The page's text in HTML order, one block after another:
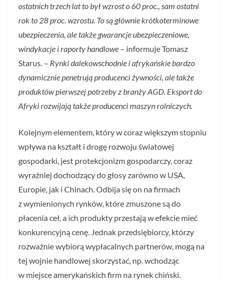
ostatnich trzech lat to był wzrost o 60 proc., sam ostatni
rok to 28 proc. wzrostu. To są głównie krótkoterminowe
ubezpieczenia, ale także gwarancje ubezpieczeniowe,
windykacje i raporty handlowe – informuje Tomasz
Starus. – Rynki dalekowschodnie i afrykańskie bardzo
dynamicznie penetrują producenci żywności, ale także
produktów pierwszej potrzeby z branży AGD. Eksport do
Afryki rozwijają także producenci maszyn rolniczych.
Kolejnym elementem, który w coraz większym stopniu
wpływa na kształt i drogę rozwoju światowej
gospodarki, jest protekcjonizm gospodarczy, coraz
wyraźniej dochodzący do głosy zarówno w USA,
Europie, jak i Chinach. Odbija się on na firmach
z wymienionych rynków, które zmuszone są do
płacenia ceł, a ich produkty przestają w efekcie mieć
konkurencyjną cenę. Jednak przedsiębiorcy, którzy
rozważnie wybiorą wypłacalnych partnerów, mogą na
tej wojnie handlowej skorzystać, np. wchodząc
w miejsce amerykańskich firm na rynek chiński.